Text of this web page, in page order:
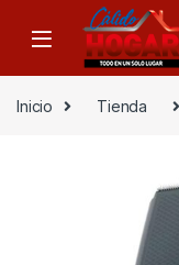
Skip to navigation
Skip to content
Inicio Tienda